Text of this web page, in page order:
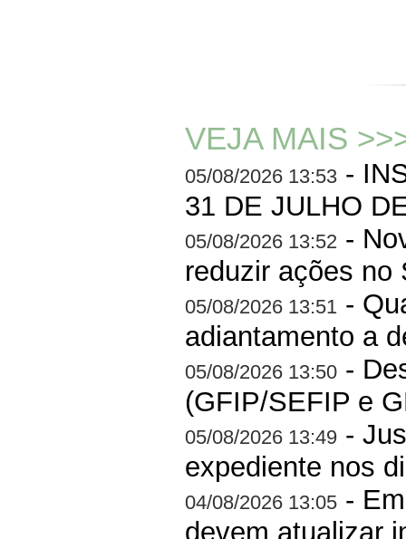
VEJA MAIS
05/08/2026 13:53 -
31 DE JULHO
05/08/2026 13:52 -
reduzir ações no
05/08/2026 13:51 -
adiantamento a
05/08/2026 13:50 -
(GFIP/SEFIP e
05/08/2026 13:49 -
expediente nos
04/08/2026 13:05 -
devem atualizar